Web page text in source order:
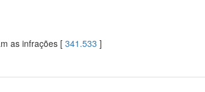
as infrações [341.533 ]